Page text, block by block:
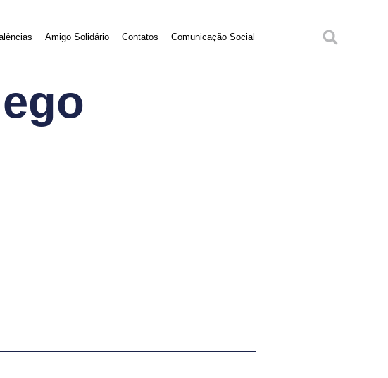
Amigo Solidário Contatos Comunicação Social